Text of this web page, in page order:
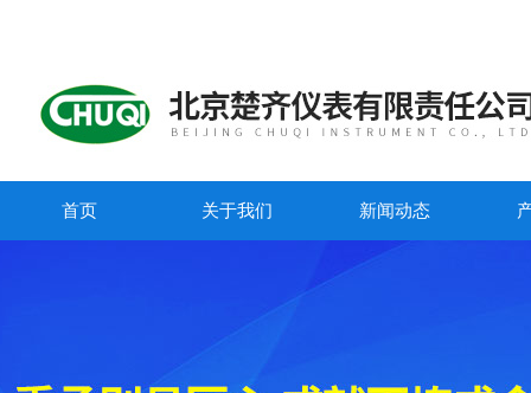
首页 关于我们 新闻动态